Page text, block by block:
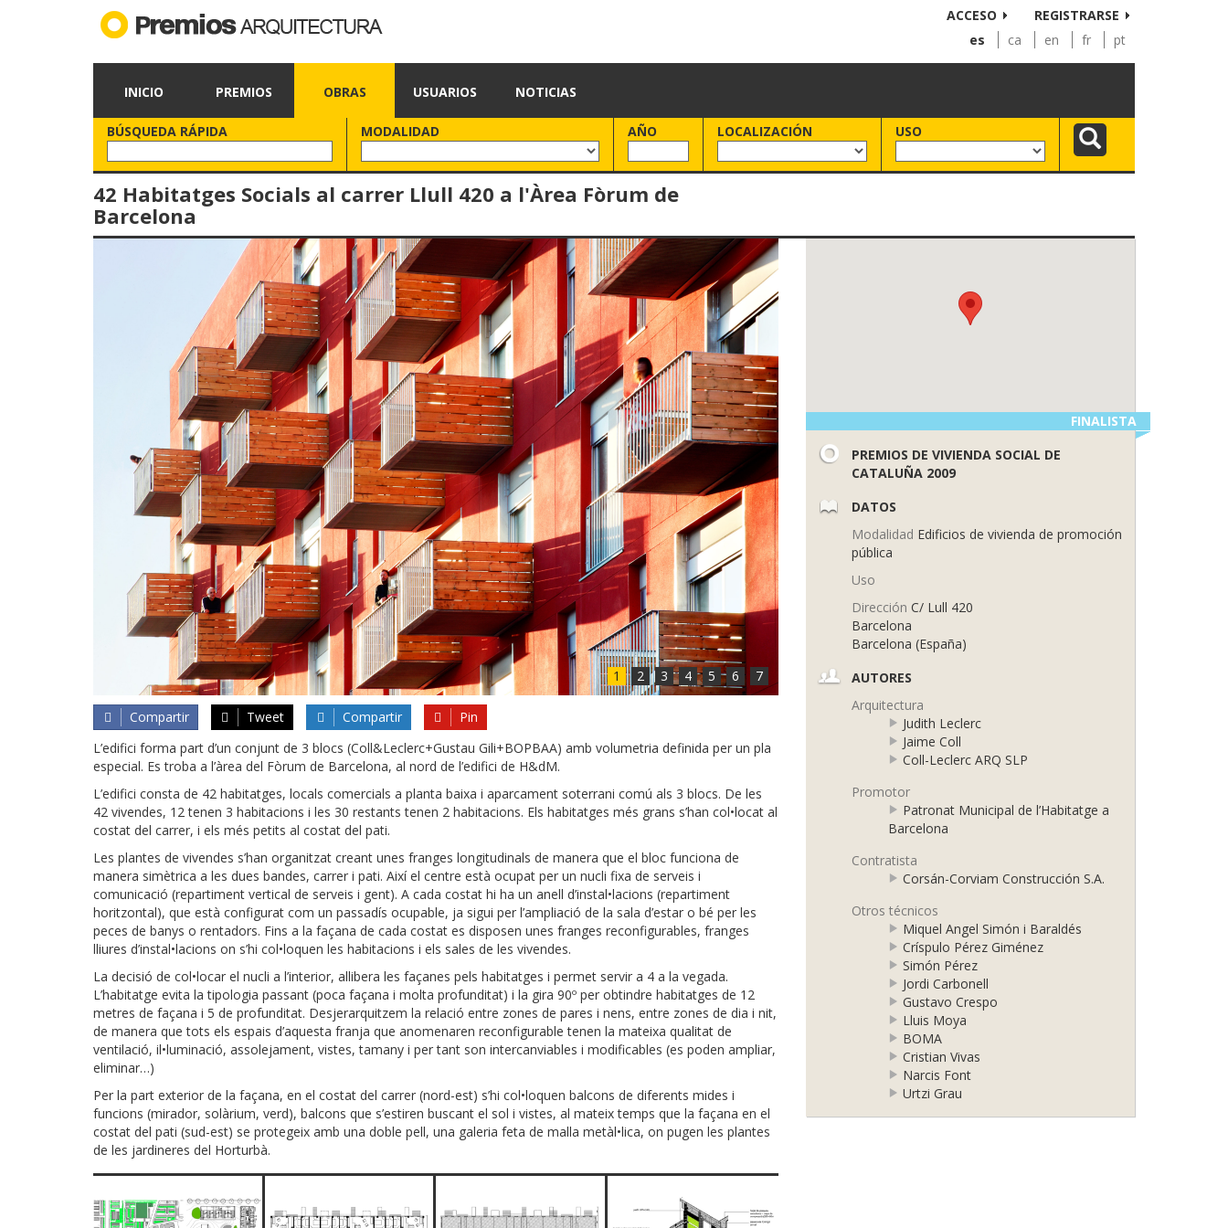
ACCESO
REGISTRARSE
es
ca en fr pt
INICIO PREMIOS OBRAS USUARIOS NOTICIAS
BÚSQUEDA RÁPIDA MODALIDAD AÑO LOCALIZACIÓN USO
42 Habitatges Socials al carrer Llull 420 a l'Àrea Fòrum de
Barcelona
1 2 3 4 5 6 7
Compartir Tweet Compartir
Pin
L’edifici forma part d’un conjunt de 3 blocs (Coll&Leclerc+Gustau Gili+BOPBAA) amb volumetria definida per un pla
especial. Es troba a l’àrea del Fòrum de Barcelona, al nord de l’edifici de H&dM.
L’edifici consta de 42 habitatges, locals comercials a planta baixa i aparcament soterrani comú als 3 blocs. De les
42 vivendes, 12 tenen 3 habitacions i les 30 restants tenen 2 habitacions. Els habitatges més grans s’han col•locat al
costat del carrer, i els més petits al costat del pati.
Les plantes de vivendes s’han organitzat creant unes franges longitudinals de manera que el bloc funciona de
manera simètrica a les dues bandes, carrer i pati. Així el centre està ocupat per un nucli fixa de serveis i
comunicació (repartiment vertical de serveis i gent). A cada costat hi ha un anell d’instal•lacions (repartiment
horitzontal), que està configurat com un passadís ocupable, ja sigui per l’ampliació de la sala d’estar o bé per les
peces de banys o rentadors. Fins a la façana de cada costat es disposen unes franges reconfigurables, franges
lliures d’instal•lacions on s’hi col•loquen les habitacions i els sales de les vivendes.
La decisió de col•locar el nucli a l’interior, allibera les façanes pels habitatges i permet servir a 4 a la vegada.
L’habitatge evita la tipologia passant (poca façana i molta profunditat) i la gira 90º per obtindre habitatges de 12
metres de façana i 5 de profunditat. Desjerarquitzem la relació entre zones de pares i nens, entre zones de dia i nit,
de manera que tots els espais d’aquesta franja que anomenaren reconfigurable tenen la mateixa qualitat de
ventilació, il•luminació, assolejament, vistes, tamany i per tant son intercanviables i modificables (es poden ampliar,
eliminar…)
Per la part exterior de la façana, en el costat del carrer (nord-est) s’hi col•loquen balcons de diferents mides i
funcions (mirador, solàrium, verd), balcons que s’estiren buscant el sol i vistes, al mateix temps que la façana en el
costat del pati (sud-est) se protegeix amb una doble pell, una galeria feta de malla metàl•lica, on pugen les plantes
de les jardineres del Horturbà.
FINALISTA
PREMIOS DE VIVIENDA SOCIAL DE
CATALUÑA 2009
DATOS
Modalidad Edificios de vivienda de promoción
pública
Uso
Dirección C/ Lull 420
Barcelona
Barcelona (España)
AUTORES
Arquitectura
Judith Leclerc
Jaime Coll
Coll-Leclerc ARQ SLP
Promotor
Patronat Municipal de l’Habitatge a
Barcelona
Contratista
Corsán-Corviam Construcción S.A.
Otros técnicos
Miquel Angel Simón i Baraldés
Críspulo Pérez Giménez
Simón Pérez
Jordi Carbonell
Gustavo Crespo
Lluis Moya
BOMA
Cristian Vivas
Narcis Font
Urtzi Grau